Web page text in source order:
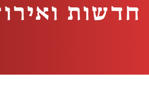
חדשות